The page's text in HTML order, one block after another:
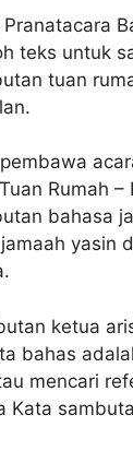
Pranatacara
teks untuk
tuan
Rumah
bahasa
yasin
ketua
bahas
mencari
Kata